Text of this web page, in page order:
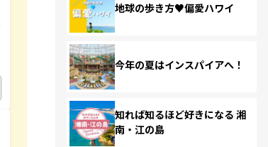
地球の歩き方♥偏愛ハワイ
今年の夏はインスパイアへ！
知れば知るほど好きになる 湘
南・江の島